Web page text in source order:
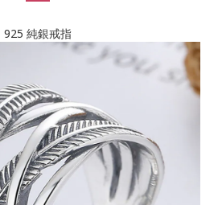
925 純銀戒指